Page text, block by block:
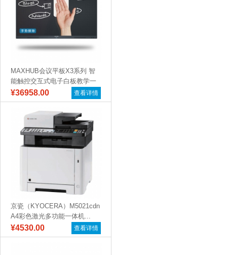
MAXHUB会议平板X3系列 智
能触控交互式电子白板教学一
体机远...
¥36958.00 查看详情
京瓷（KYOCERA）M5021cdn
A4彩色激光多功能一体机...
¥4530.00 查看详情